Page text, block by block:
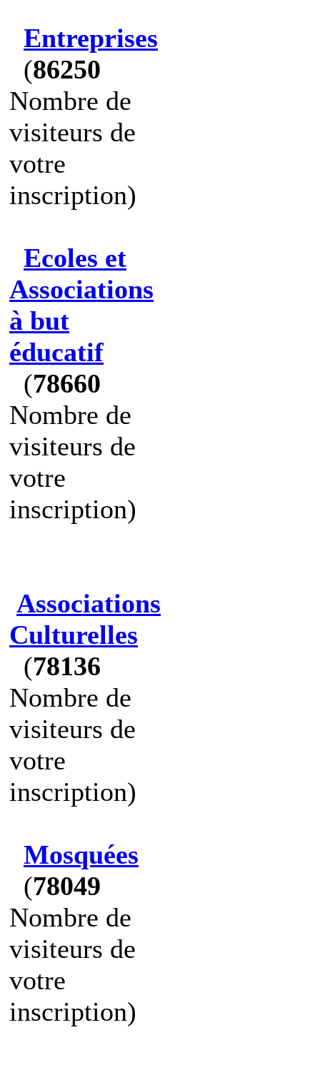
Entreprises
(86250
Nombre de
visiteurs de
votre
inscription)
Ecoles et
Associations
à but
éducatif
(78660
Nombre de
visiteurs de
votre
inscription)
Associations
Culturelles
(78136
Nombre de
visiteurs de
votre
inscription)
Mosquées
(78049
Nombre de
visiteurs de
votre
inscription)